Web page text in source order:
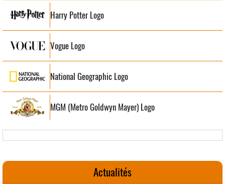
Harry Potter Logo
Vogue Logo
National Geographic Logo
MGM (Metro Goldwyn Mayer) Logo
Actualités